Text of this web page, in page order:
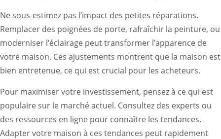
Ne sous-estimez pas l’impact des petites réparations.
Remplacer des poignées de porte, rafraîchir la peinture, ou
moderniser l’éclairage peut transformer l’apparence de
votre maison. Ces ajustements montrent que la maison est
bien entretenue, ce qui est crucial pour les acheteurs.
Pour maximiser votre investissement, pensez à ce qui est
populaire sur le marché actuel. Consultez des experts ou
des ressources en ligne pour connaître les tendances.
Adapter votre maison à ces tendances peut rapidement